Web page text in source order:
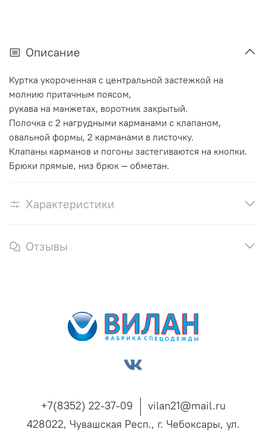
Описание
Куртка укороченная с центральной застежкой на
молнию притачным поясом,
рукава на манжетах, воротник закрытый.
Полочка с 2 нагрудными карманами с клапаном,
овальной формы, 2 карманами в листочку.
Клапаны карманов и погоны застегиваются на кнопки.
Брюки прямые, низ брюк — обметан.
Характеристики
Отзывы
+7(8352) 22-37-09
vilan21@mail.ru
428022, Чувашская Респ., г. Чебоксары, ул.